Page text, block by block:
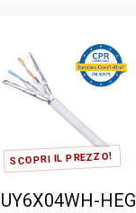
SCOPRI IL PREZZO!
HEG